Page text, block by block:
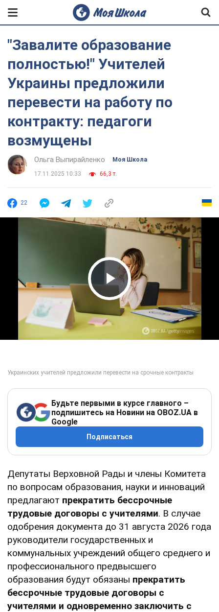
"Завалите образование
полностью!" Учителей
Украины предложили
перевести на работу по
контракту: педагоги
возмущены
Ольга Выпирайленко Моя Школа
17.11.2025 10:33 66,3 т.
22
Play Video
Будьте первыми в курсе главного –
подпишитесь на Новини на OBOZ.UA в
Google
Подписаться
Депутаты Верховной Рады и члены Комитета
по вопросам образования, науки и инноваций
предлагают прекратить бессрочные
трудовые договоры с учителями. В случае
одобрения документа до 31 августа 2026 года
руководители государственных и
коммунальных учреждений общего среднего и
профессионального предвысшего
образования будут обязаны прекратить
бессрочные трудовые договоры с
учителями и одновременно заключить с